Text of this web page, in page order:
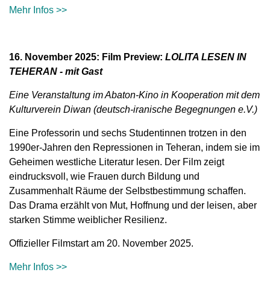
Mehr Infos >>
16. November 2025: Film Preview: LOLITA LESEN IN
TEHERAN - mit Gast
Eine Veranstaltung im Abaton-Kino in Kooperation mit dem
Kulturverein Diwan (deutsch-iranische Begegnungen e.V.)
Eine Professorin und sechs Studentinnen trotzen in den
1990er-Jahren den Repressionen in Teheran, indem sie im
Geheimen westliche Literatur lesen. Der Film zeigt
eindrucksvoll, wie Frauen durch Bildung und
Zusammenhalt Räume der Selbstbestimmung schaffen.
Das Drama erzählt von Mut, Hoffnung und der leisen, aber
starken Stimme weiblicher Resilienz.
Offizieller Filmstart am 20. November 2025.
Mehr Infos >>